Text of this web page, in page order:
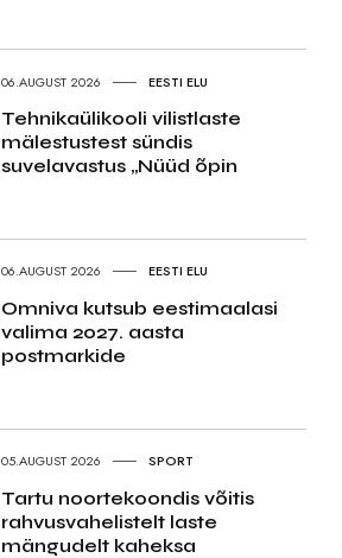
06.AUGUST 2026 EESTI ELU
Tehnikaülikooli vilistlaste
mälestustest sündis
suvelavastus „Nüüd õpin
06.AUGUST 2026 EESTI ELU
Omniva kutsub eestimaalasi
valima 2027. aasta
postmarkide
05.AUGUST 2026 SPORT
Tartu noortekoondis võitis
rahvusvahelistelt laste
mängudelt kaheksa